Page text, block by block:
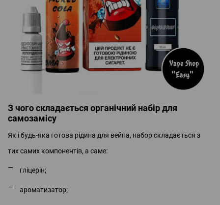
З чого складається органічний набір для
самозамісу
Як і будь-яка готова рідина для вейпа, набор складається з
тих самих компонентів, а саме:
гліцерін;
ароматизатор;